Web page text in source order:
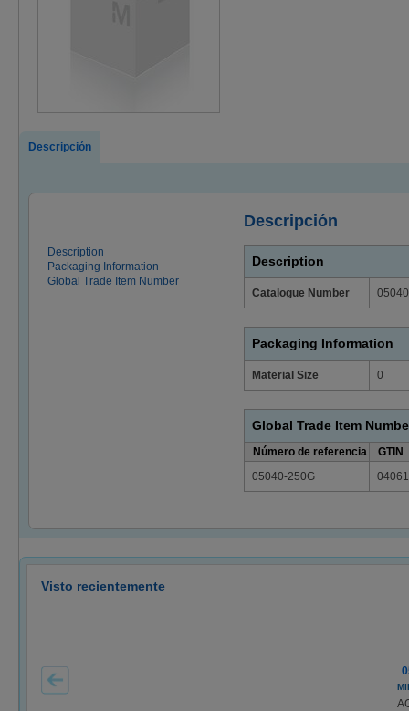
Descripción
Descripción
Description
Packaging Information
Global Trade Item Number
Description
Catalogue Number
Packaging Information
Material Size 0
Global Trade Item
Número de referencia
GTIN
05040-250G
Visto recientemente